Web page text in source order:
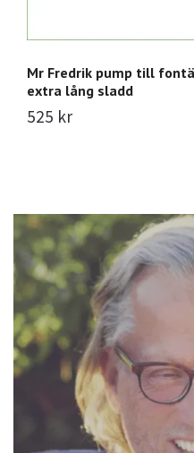
Mr Fredrik pump till
extra lång sladd
525 kr